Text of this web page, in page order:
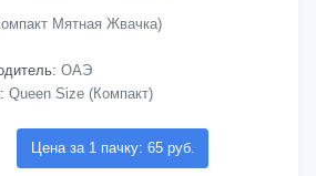
Мятная Жвачка)
ОАЭ
Queen Size (Компакт)
Цена за 1 пачку: 65 руб.